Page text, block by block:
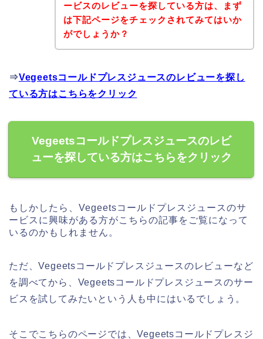
ービスのレビューを探している方は、まず
は下記ページをチェックされてみてはいか
がでしょうか？
⇒Vegeetsコールドプレスジュースのレビューを探し
ている方はこちらをクリック
Vegeetsコールドプレスジュースのレビ
ューを探している方はこちらをクリック
もしかしたら、Vegeetsコールドプレスジュースのサ
ービスに興味がある方がこちらの記事をご覧になって
いるのかもしれません。
ただ、Vegeetsコールドプレスジュースのレビューなど
を調べてから、Vegeetsコールドプレスジュースのサー
ビスを試してみたいという人も中にはいるでしょう。
そこでこちらのページでは、Vegeetsコールドプレスジ